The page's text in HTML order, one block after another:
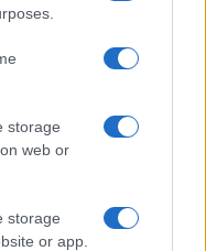
storage
web or
storage
or app.